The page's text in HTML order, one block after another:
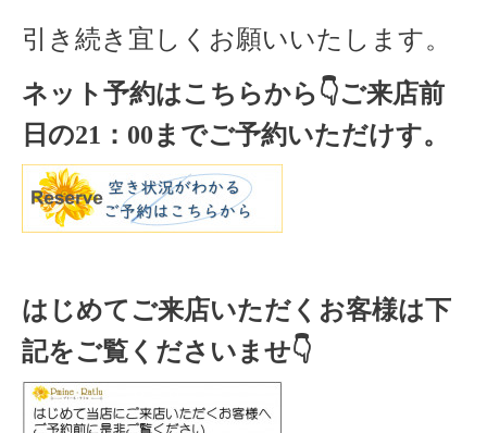
引き続き宜しくお願いいたします。
ネット予約はこちらから👇ご来店前
日の21 ： 00までご予約いただけす。
はじめてご来店いただくお客様は下
記をご覧くださいませ👇